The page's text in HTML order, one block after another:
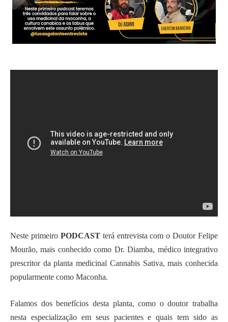
Neste primeiro PODCASTterá entrevista com o Doutor Felipe
Mourão, mais conhecido como Dr. Diamba, médico integrativo
prescritor da planta medicinal Cannabis Sativa, mais conhecida
popularmente como Maconha.
Falamos dos benefícios desta planta, como o doutor trabalha
nesta especialização em seus pacientes e quais tem sido as